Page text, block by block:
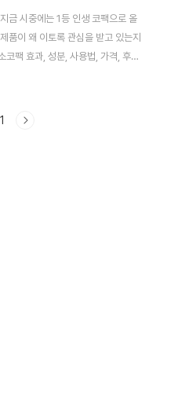
금 시중에는 1등 인생 코팩으로 올
품이 왜 이토록 관심을 받고 있는지
코팩 효과, 성분, 사용법, 가격, 후기
영 일소 코팩 후기 체크 피부가 약
.핀셋으로 뽑는것 보다는 덜 시원하
요하다. 겔 형식이라서 흐르지 않
1